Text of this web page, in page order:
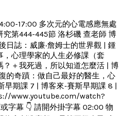
17:00 多次元的心電感應無處
第444-445節 洛杉磯 查老師 博
日誌：威廉‧詹姆士的世界觀 | 鍾
心理學家的人生必修課（套
＋我死過，所以知道怎麼活 | 博
的奇蹟：做自己最好的醫生，心
早期課 7 | 博客來-賽斯早期課 8 |
www.youtube.com/watch?
字幕 👇 請開外掛字幕 02:00 物